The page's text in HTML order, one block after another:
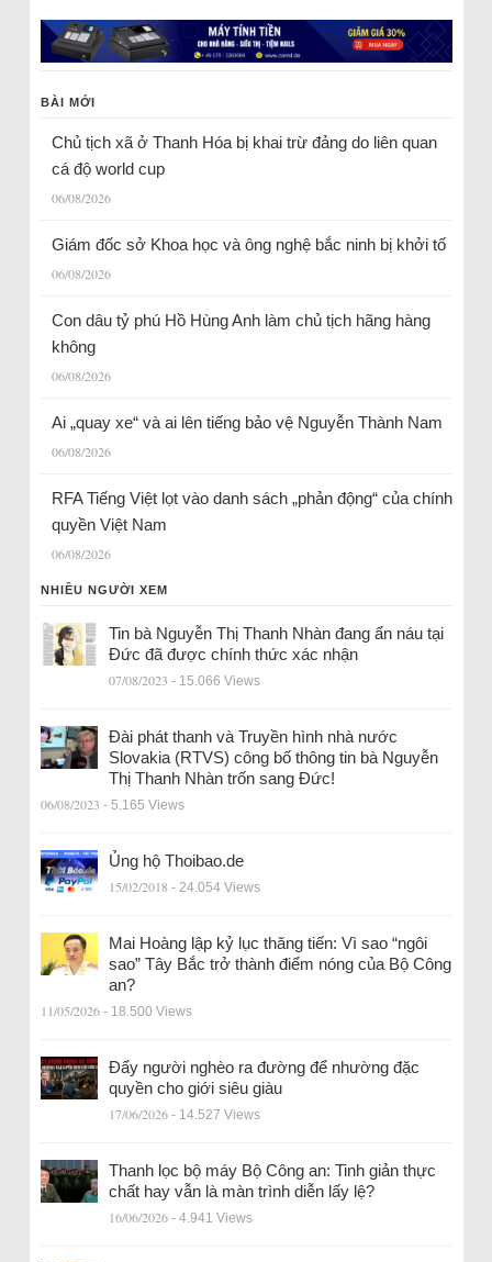
BÀI MỚI
Chủ tịch xã ở Thanh Hóa bị khai trừ đảng do liên quan
cá độ world cup
06/08/2026
Giám đốc sở Khoa học và ông nghệ bắc ninh bị khởi tố
06/08/2026
Con dâu tỷ phú Hồ Hùng Anh làm chủ tịch hãng hàng
không
06/08/2026
Ai „quay xe“ và ai lên tiếng bảo vệ Nguyễn Thành Nam
06/08/2026
RFA Tiếng Việt lọt vào danh sách „phản động“ của chính
quyền Việt Nam
06/08/2026
NHIỀU NGƯỜI XEM
Tin bà Nguyễn Thị Thanh Nhàn đang ẩn náu tại
Đức đã được chính thức xác nhận
07/08/2023 - 15.066 Views
Đài phát thanh và Truyền hình nhà nước
Slovakia (RTVS) công bố thông tin bà Nguyễn
Thị Thanh Nhàn trốn sang Đức!
06/08/2023 - 5.165 Views
Ủng hộ Thoibao.de
15/02/2018 - 24.054 Views
Mai Hoàng lập kỷ lục thăng tiến: Vì sao “ngôi
sao” Tây Bắc trở thành điểm nóng của Bộ Công
an?
11/05/2026 - 18.500 Views
Đẩy người nghèo ra đường để nhường đặc
quyền cho giới siêu giàu
17/06/2026 - 14.527 Views
Thanh lọc bộ máy Bộ Công an: Tinh giản thực
chất hay vẫn là màn trình diễn lấy lệ?
16/06/2026 - 4.941 Views